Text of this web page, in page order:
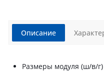
Описание
Размеры модуля (ш/в/